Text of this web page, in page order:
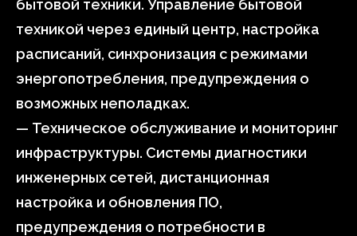
бытовой техники. Управление бытовой
техникой через единый центр, настройка
расписаний, синхронизация с режимами
энергопотребления, предупреждения о
возможных неполадках.
— Техническое обслуживание и мониторинг
инфраструктуры. Системы диагностики
инженерных сетей, дистанционная
настройка и обновления ПО,
предупреждения о потребности в